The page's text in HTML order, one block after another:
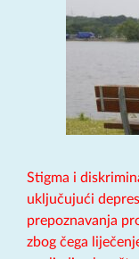
Stigma i
uključujući
prepoznavanja
zbog čega